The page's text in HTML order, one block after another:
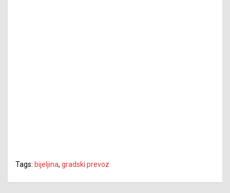
Tags: bijeljina, gradski prevoz